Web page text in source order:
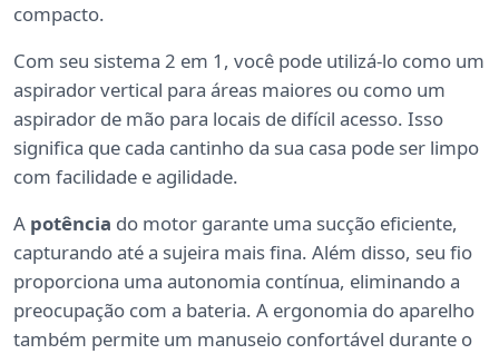
compacto.
Com seu sistema 2 em 1, você pode utilizá-lo como um
aspirador vertical para áreas maiores ou como um
aspirador de mão para locais de difícil acesso. Isso
significa que cada cantinho da sua casa pode ser limpo
com facilidade e agilidade.
A potência do motor garante uma sucção eficiente,
capturando até a sujeira mais fina. Além disso, seu fio
proporciona uma autonomia contínua, eliminando a
preocupação com a bateria. A ergonomia do aparelho
também permite um manuseio confortável durante o